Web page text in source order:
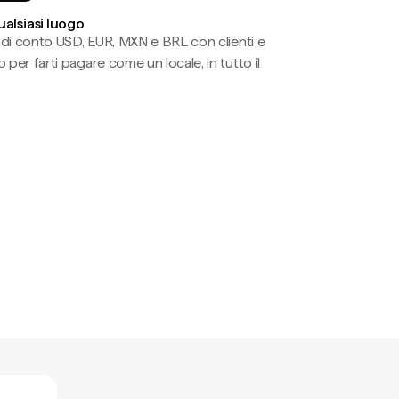
luogo
conto USD, EUR, MXN e BRL con clienti e
farti pagare come un locale, in tutto il